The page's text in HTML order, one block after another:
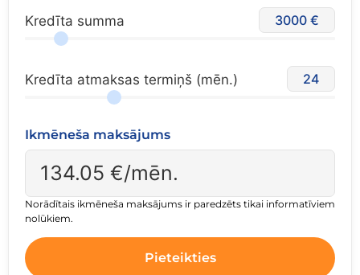
Kredīta summa 3000
Kredīta atmaksas termiņš (mēn.) 24
Ikmēneša maksājums
134.05 €/mēn.
Norādītais ikmēneša maksājums ir paredzēts tikai informatīviem
nolūkiem.
Pieteikties